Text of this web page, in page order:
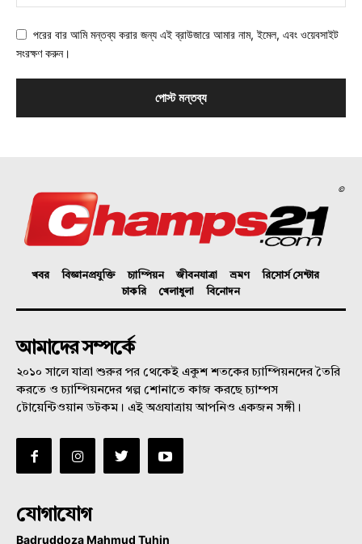
পরের বার আমি মন্তব্য করার জন্য এই ব্রাউজারে আমার নাম, ইমেল, এবং ওয়েবসাইট
সংরক্ষণ করুন।
©
খবর বিজ্ঞানপ্রযুক্তি চ্যাম্পিয়ন জীবনযাত্রা ভ্রমণ
রিসোর্স সেন্টার
চাকরি
খেলাধুলা বিনোদন
আমাদের সম্পর্কে
২০১০ সালে যাত্রা শুরুর পর থেকেই একুশ শতকের চ্যাম্পিয়নদের তৈরি
করতে ও চ্যাম্পিয়নদের গল্প শোনাতে কাজ করছে চ্যাম্পস
টোয়েন্টিওয়ান ডটকম। এই অগ্রযাত্রায় আপনিও একজন সঙ্গী।
যোগাযোগ
Badruddoza Mahmud Tuhin